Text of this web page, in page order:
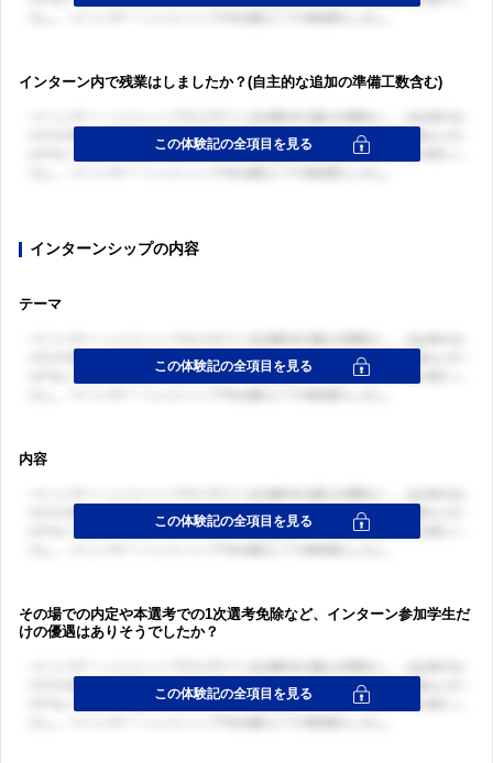
インターン内で残業はしましたか？(自主的な追加の準備工数含む)
インターンシップの内容
テーマ
内容
その場での内定や本選考での1次選考免除など、インターン参加学生だ
けの優遇はありそうでしたか？
ログイン・会員登録